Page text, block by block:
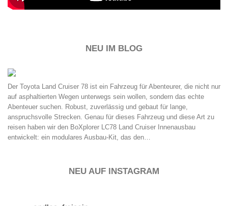
NEU IM BLOG
Land Cruiser Innenausbau mit System: Der BoXplorer LC78
Der Toyota Land Cruiser 78 ist ein Fahrzeug für Abenteurer, die nicht nur
auf asphaltierten Wegen unterwegs sein wollen, sondern das echte
Abenteuer suchen. Robust, zuverlässig und gebaut für lange,
anspruchsvolle Strecken. Genau für dieses Fahrzeug und diese Art zu
reisen haben wir den BoXplorer LC78 Land Cruiser Innenausbau
entwickelt: ein modulares Ausbau-Kit, das den…
NEU AUF INSTAGRAM